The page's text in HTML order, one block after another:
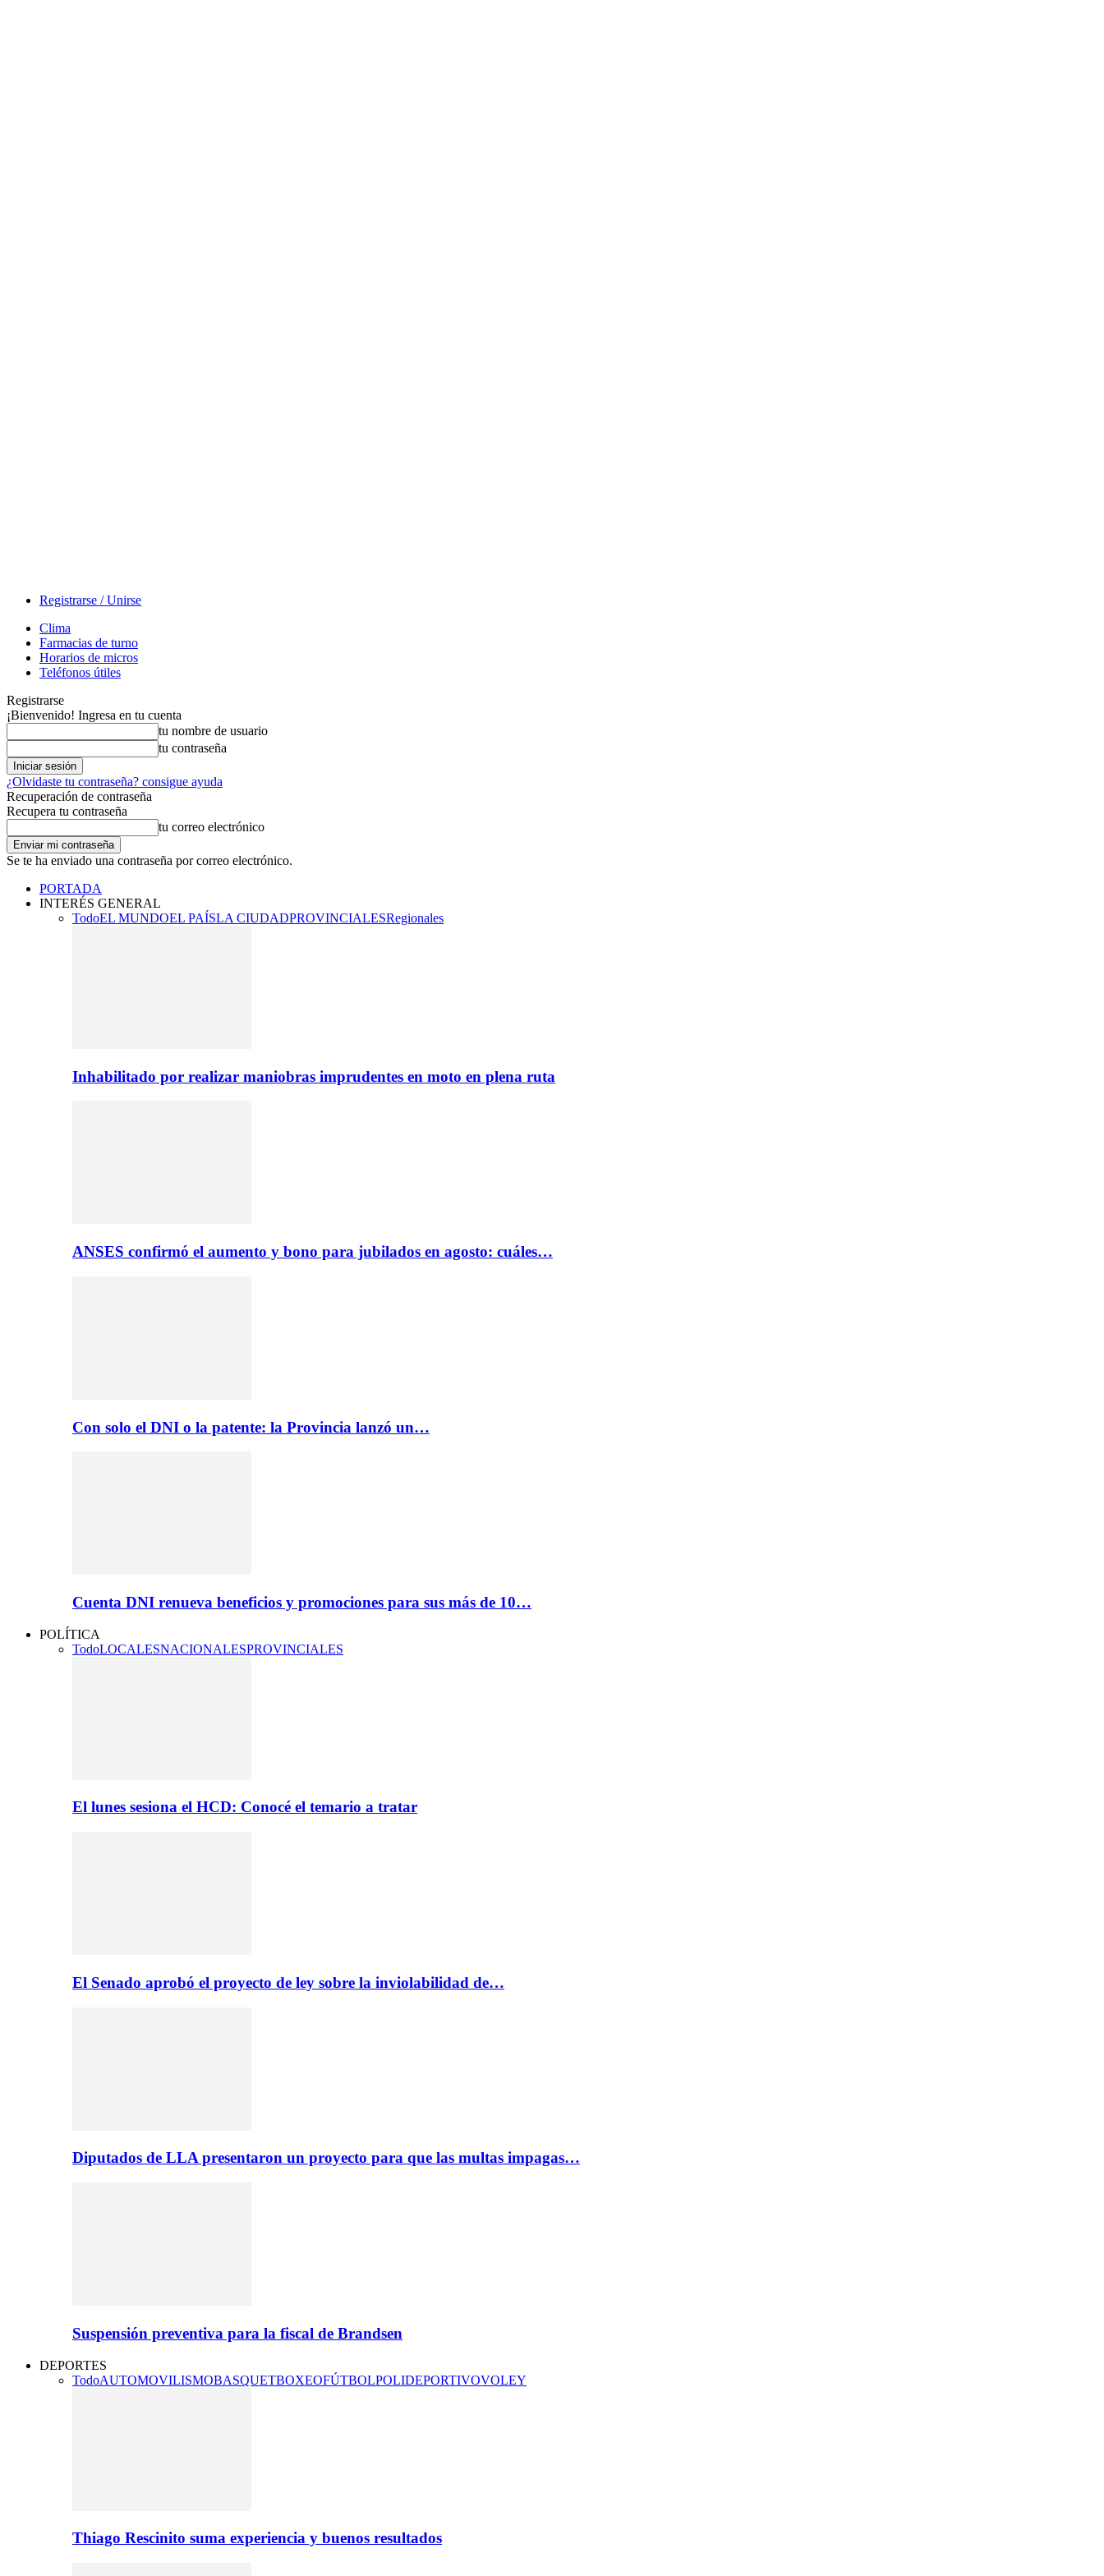
Registrarse / Unirse
Clima
Farmacias de turno
Horarios de micros
Teléfonos útiles
Registrarse
¡Bienvenido! Ingresa en tu cuenta
tu nombre de usuario
tu contraseña
¿Olvidaste tu contraseña? consigue ayuda
Recuperación de contraseña
Recupera tu contraseña
tu correo electrónico
Se te ha enviado una contraseña por correo electrónico.
PORTADA
INTERÉS GENERAL
TodoEL MUNDOEL PAÍSLA CIUDADPROVINCIALESRegionales
Inhabilitado por realizar maniobras imprudentes en moto en plena ruta
ANSES confirmó el aumento y bono para jubilados en agosto: cuáles…
Con solo el DNI o la patente: la Provincia lanzó un…
Cuenta DNI renueva beneficios y promociones para sus más de 10…
POLÍTICA
TodoLOCALESNACIONALESPROVINCIALES
El lunes sesiona el HCD: Conocé el temario a tratar
El Senado aprobó el proyecto de ley sobre la inviolabilidad de…
Diputados de LLA presentaron un proyecto para que las multas impagas…
Suspensión preventiva para la fiscal de Brandsen
DEPORTES
TodoAUTOMOVILISMOBASQUETBOXEOFÚTBOLPOLIDEPORTIVOVOLEY
Thiago Rescinito suma experiencia y buenos resultados